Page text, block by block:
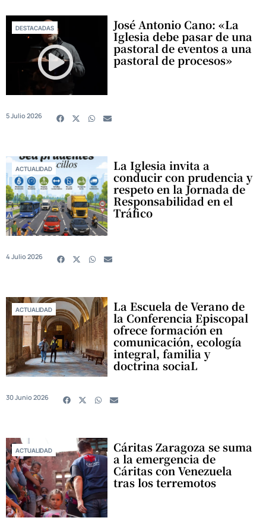
DESTACADAS José Antonio Cano: «La
Iglesia debe pasar de una
pastoral de eventos a una
pastoral de procesos»
5 Julio 2026
ACTUALIDAD La Iglesia invita a
conducir con prudencia y
respeto en la Jornada de
Responsabilidad en el
Tráfico
4 Julio 2026
ACTUALIDAD La Escuela de Verano de
la Conferencia Episcopal
ofrece formación en
comunicación, ecología
integral, familia y
doctrina sociaL
30 Junio 2026
ACTUALIDAD Cáritas Zaragoza se suma
a la emergencia de
Cáritas con Venezuela
tras los terremotos